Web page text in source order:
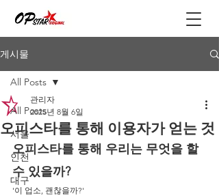
게시물
All Posts
서울
인천
대구
All Posts
오피스타를 통해 이용자가 얻는 것
관리자
2025년 8월 6일
오피스타를 통해 우리는 무엇을 할
수 있을까?
'이 업소, 괜찮을까?'